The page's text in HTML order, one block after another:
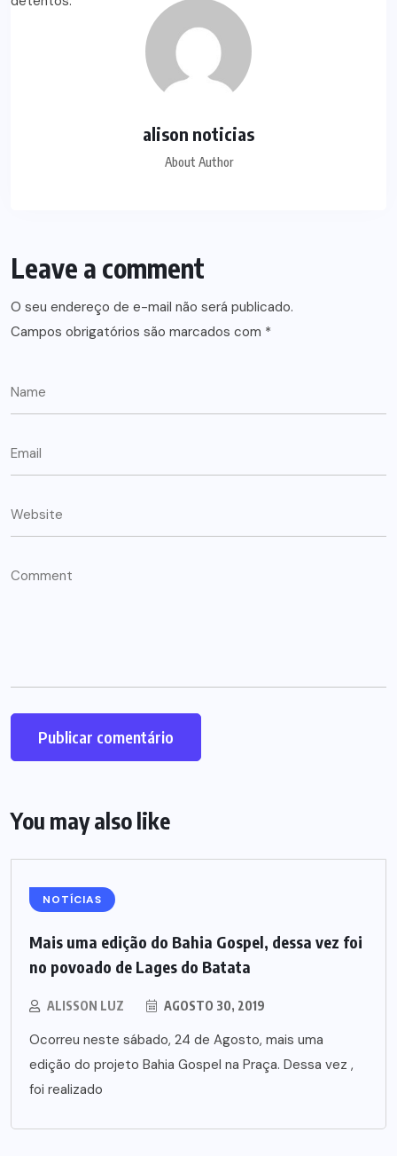
alison noticias
About Author
Leave a comment
O seu endereço de e-mail não será publicado.
Campos obrigatórios são marcados com *
You may also like
NOTÍCIAS
Mais uma edição do Bahia Gospel, dessa vez foi
no povoado de Lages do Batata
ALISSON LUZ AGOSTO 30, 2019
Ocorreu neste sábado, 24 de Agosto, mais uma
edição do projeto Bahia Gospel na Praça. Dessa vez ,
foi realizado